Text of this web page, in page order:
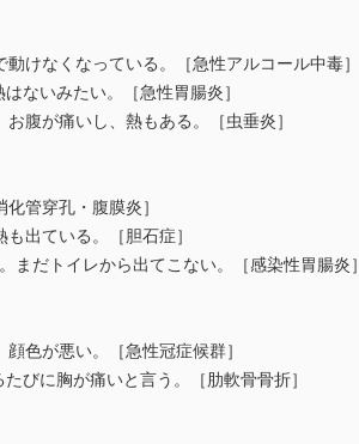
けなくなっている。［急性アルコール中毒］
ないみたい。［急性胃腸炎］
腹が痛いし、熱もある。［虫垂炎］
管穿孔・腹膜炎］
出ている。［胆石症］
だトイレから出てこない。［感染性胃腸炎］
色が悪い。［急性冠症候群］
びに胸が痛いと言う。［肋軟骨骨折］